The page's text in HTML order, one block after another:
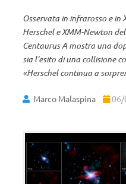
Osservata in infrarosso e in
Herschel e XMM-Newton
Centaurus A mostra una
sia l’esito di una collisione
«Herschel continua a
Marco Malaspina 06/